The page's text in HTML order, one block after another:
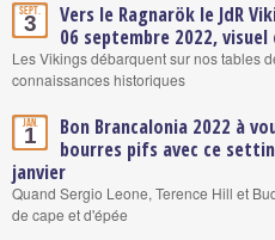
Sept.
3
Vers le Ragnarök le JdR
06 septembre 2022,
Les Vikings débarquent sur nos tables
connaissances historiques
Jan.
1
Bon Brancalonia 2022 à
bourres pifs avec ce
janvier
Quand Sergio Leone, Terence Hill et
de cape et d'épée